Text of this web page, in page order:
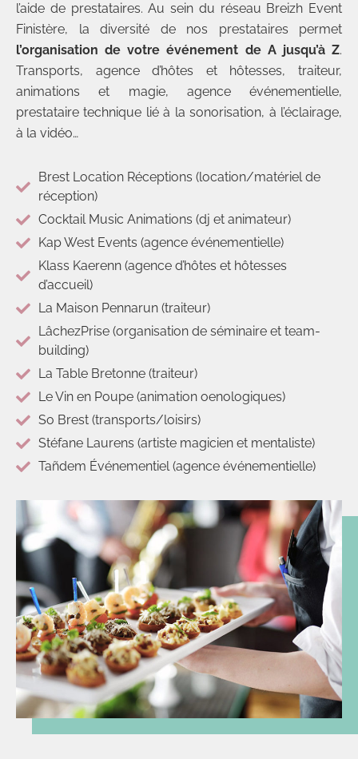
l’aide de prestataires. Au sein du réseau Breizh Event
Finistère, la diversité de nos prestataires permet
l’organisation de votre événement de A jusqu’à Z.
Transports, agence d’hôtes et hôtesses, traiteur,
animations et magie, agence événementielle,
prestataire technique lié à la sonorisation, à l’éclairage,
à la vidéo…
Brest Location Réceptions (location/matériel de
réception)
Cocktail Music Animations (dj et animateur)
Kap West Events (agence événementielle)
Klass Kaerenn (agence d’hôtes et hôtesses
d’accueil)
La Maison Pennarun (traiteur)
LâchezPrise (organisation de séminaire et team-
building)
La Table Bretonne (traiteur)
Le Vin en Poupe (animation oenologiques)
So Brest (transports/loisirs)
Stéfane Laurens (artiste magicien et mentaliste)
Tañdem Événementiel (agence événementielle)